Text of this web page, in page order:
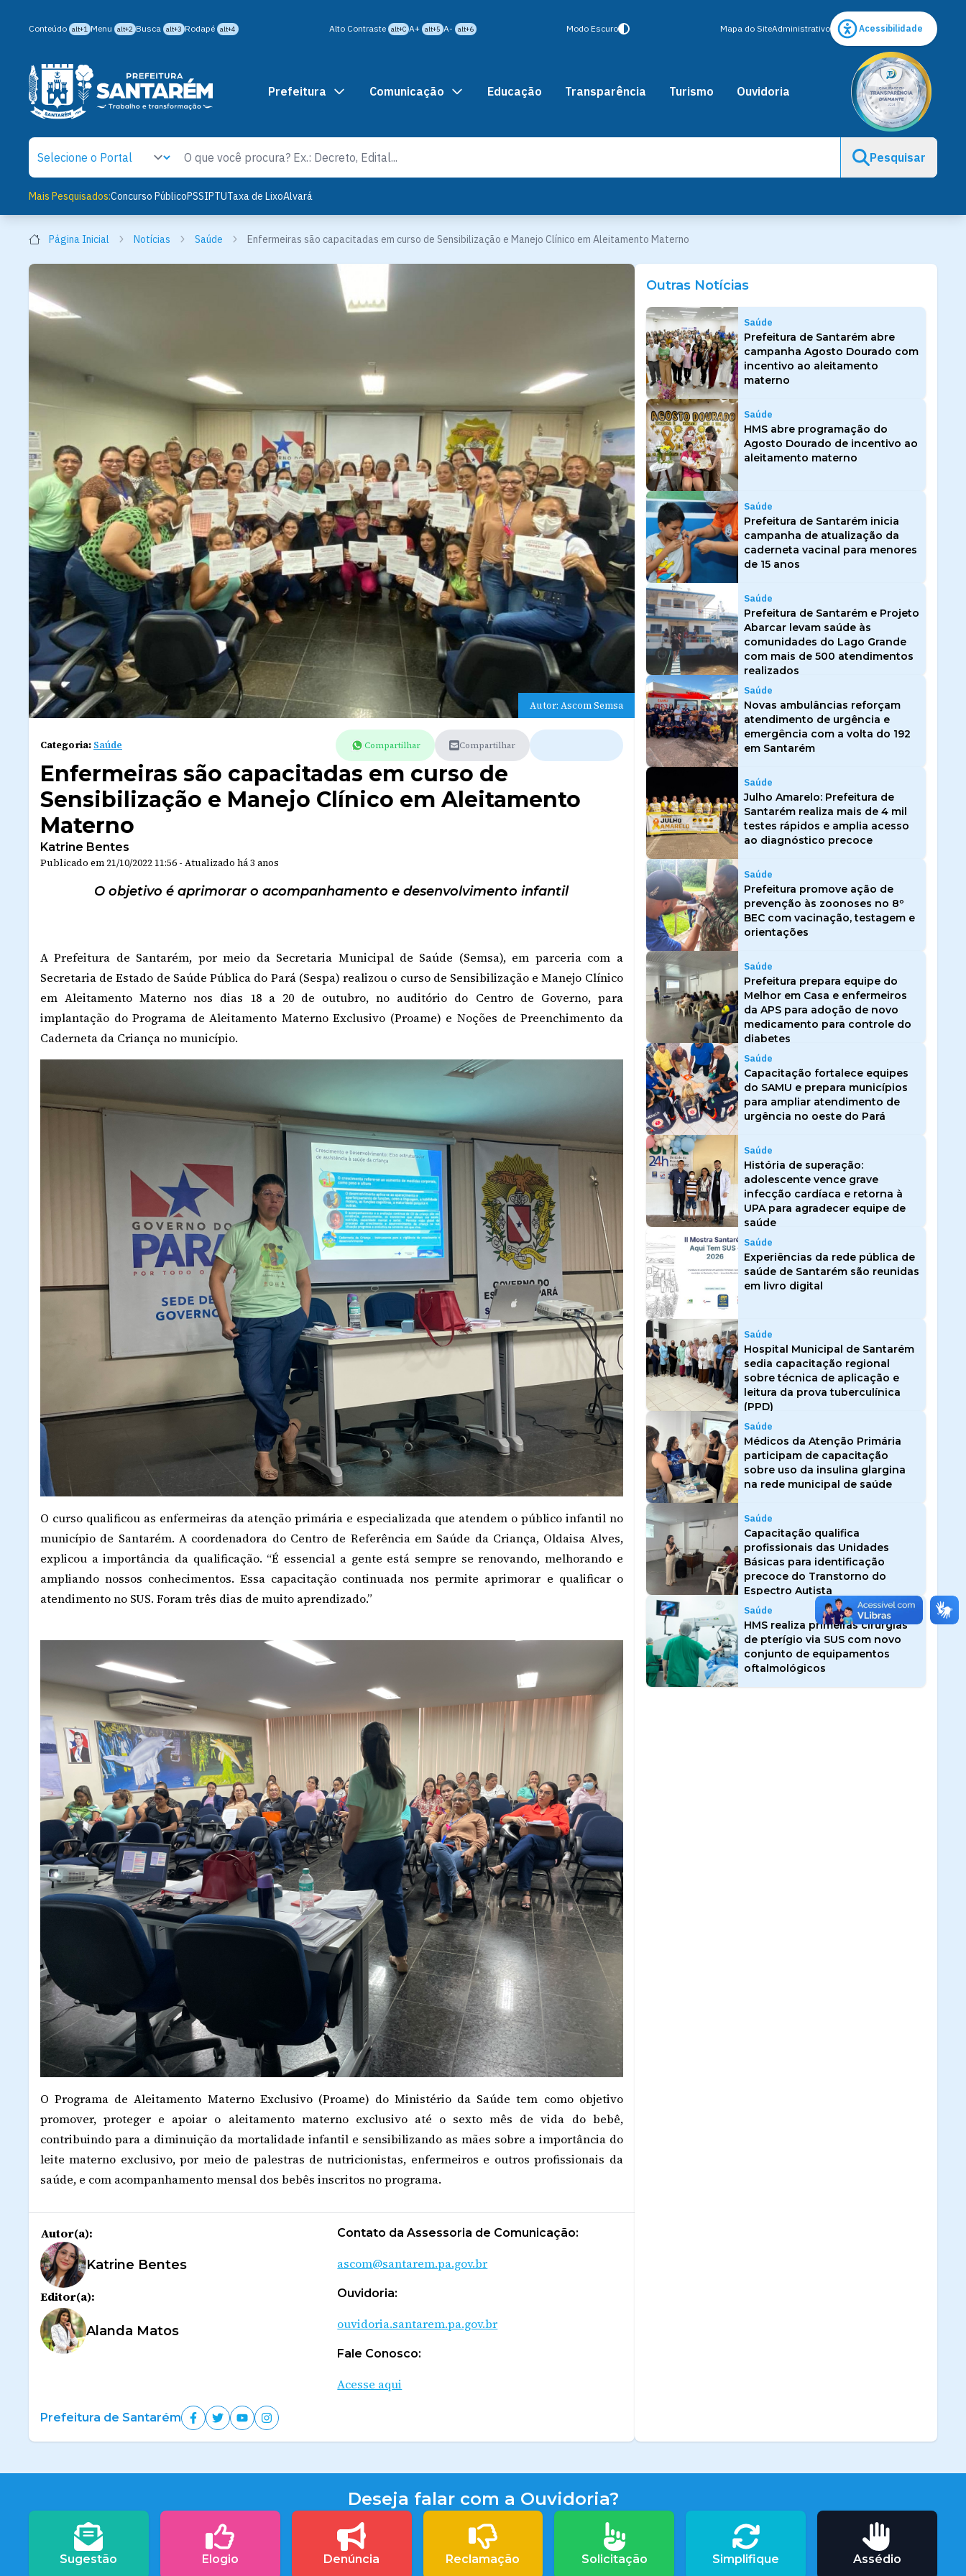
Conteúdo alt+1 Menu alt+2 Busca alt+3 Rodapé alt+4 Alto Contraste alt+C A+ alt+5 A- alt+6 Modo Escuro Mapa do SiteAdministrativo Acessibilidade
Prefeitura Comunicação Educação Transparência Turismo Ouvidoria
Pesquisar
Mais Pesquisados:Concurso PúblicoPSSIPTUTaxa de LixoAlvará
Página Inicial Notícias Saúde Enfermeiras são capacitadas em curso de Sensibilização e Manejo Clínico em Aleitamento Materno
Autor: Ascom Semsa
Categoria: Saúde Compartilhar Compartilhar
Enfermeiras são capacitadas em curso de
Sensibilização e Manejo Clínico em Aleitamento
Materno
Katrine Bentes
Publicado em 21/10/2022 11:56 - Atualizado há 3 anos
O objetivo é aprimorar o acompanhamento e desenvolvimento infantil
A Prefeitura de Santarém, por meio da Secretaria Municipal de Saúde (Semsa), em parceria com a
Secretaria de Estado de Saúde Pública do Pará (Sespa) realizou o curso de Sensibilização e Manejo Clínico
em Aleitamento Materno nos dias 18 a 20 de outubro, no auditório do Centro de Governo, para
implantação do Programa de Aleitamento Materno Exclusivo (Proame) e Noções de Preenchimento da
Caderneta da Criança no município.
O curso qualificou as enfermeiras da atenção primária e especializada que atendem o público infantil no
município de Santarém. A coordenadora do Centro de Referência em Saúde da Criança, Oldaisa Alves,
explicou a importância da qualificação. “É essencial a gente está sempre se renovando, melhorando e
ampliando nossos conhecimentos. Essa capacitação continuada nos permite aprimorar e qualificar o
atendimento no SUS. Foram três dias de muito aprendizado.”
O Programa de Aleitamento Materno Exclusivo (Proame) do Ministério da Saúde tem como objetivo
promover, proteger e apoiar o aleitamento materno exclusivo até o sexto mês de vida do bebê,
contribuindo para a diminuição da mortalidade infantil e sensibilizando as mães sobre a importância do
leite materno exclusivo, por meio de palestras de nutricionistas, enfermeiros e outros profissionais da
saúde, e com acompanhamento mensal dos bebês inscritos no programa.
Autor(a):
Katrine Bentes
Editor(a):
Alanda Matos
Contato da Assessoria de Comunicação:
ascom@santarem.pa.gov.br
Ouvidoria:
ouvidoria.santarem.pa.gov.br
Fale Conosco:
Acesse aqui
Prefeitura de Santarém
Outras Notícias
Saúde
Prefeitura de Santarém abre
campanha Agosto Dourado com
incentivo ao aleitamento
materno
Saúde
HMS abre programação do
Agosto Dourado de incentivo ao
aleitamento materno
Saúde
Prefeitura de Santarém inicia
campanha de atualização da
caderneta vacinal para menores
de 15 anos
Saúde
Prefeitura de Santarém e Projeto
Abarcar levam saúde às
comunidades do Lago Grande
com mais de 500 atendimentos
realizados
Saúde
Novas ambulâncias reforçam
atendimento de urgência e
emergência com a volta do 192
em Santarém
Saúde
Julho Amarelo: Prefeitura de
Santarém realiza mais de 4 mil
testes rápidos e amplia acesso
ao diagnóstico precoce
Saúde
Prefeitura promove ação de
prevenção às zoonoses no 8º
BEC com vacinação, testagem e
orientações
Saúde
Prefeitura prepara equipe do
Melhor em Casa e enfermeiros
da APS para adoção de novo
medicamento para controle do
diabetes
Saúde
Capacitação fortalece equipes
do SAMU e prepara municípios
para ampliar atendimento de
urgência no oeste do Pará
Saúde
História de superação:
adolescente vence grave
infecção cardíaca e retorna à
UPA para agradecer equipe de
saúde
Saúde
Experiências da rede pública de
saúde de Santarém são reunidas
em livro digital
Saúde
Hospital Municipal de Santarém
sedia capacitação regional
sobre técnica de aplicação e
leitura da prova tuberculínica
(PPD)
Saúde
Médicos da Atenção Primária
participam de capacitação
sobre uso da insulina glargina
na rede municipal de saúde
Saúde
Capacitação qualifica
profissionais das Unidades
Básicas para identificação
precoce do Transtorno do
Espectro Autista
Saúde
HMS realiza primeiras cirurgias
de pterígio via SUS com novo
conjunto de equipamentos
oftalmológicos
Deseja falar com a Ouvidoria?
Sugestão Elogio Denúncia Reclamação Solicitação Simplifique Assédio